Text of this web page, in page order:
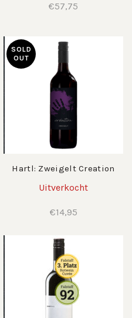
€57,75
SOLD
OUT
Hartl: Zweigelt Creation
Uitverkocht
€14,95